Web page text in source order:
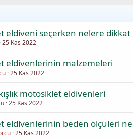
eldiveni seçerken nelere dikkat
25 Kas 2022
eldivenlerinin malzemeleri
25 Kas 2022
motosiklet eldivenleri
25 Kas 2022
eldivenlerinin beden ölçüleri
25 Kas 2022